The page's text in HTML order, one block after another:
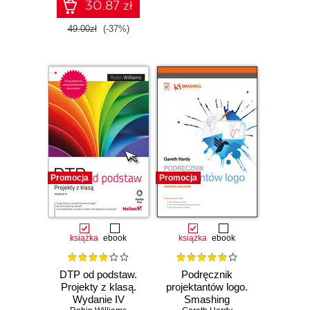
30.87 zł
49.00zł (-37%)
Promocja
książka ebook
DTP od podstaw.
Projekty z klasą.
Wydanie IV
Promocja
książka ebook
Podręcznik
projektantów logo.
Smashing